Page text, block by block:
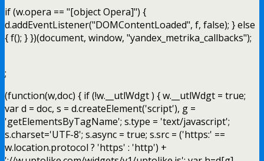
if (w.opera == "[object Opera]") {
d.addEventListener("DOMContentLoaded", f, false); } else
{ f(); } })(document, window, "yandex_metrika_callbacks");
;
(function(w,doc) { if (!w.__utlWdgt ) { w.__utlWdgt = true;
var d = doc, s = d.createElement('script'), g =
'getElementsByTagName'; s.type = 'text/javascript';
s.charset='UTF-8'; s.async = true; s.src = ('https:' ==
w.location.protocol ? 'https' : 'http') +